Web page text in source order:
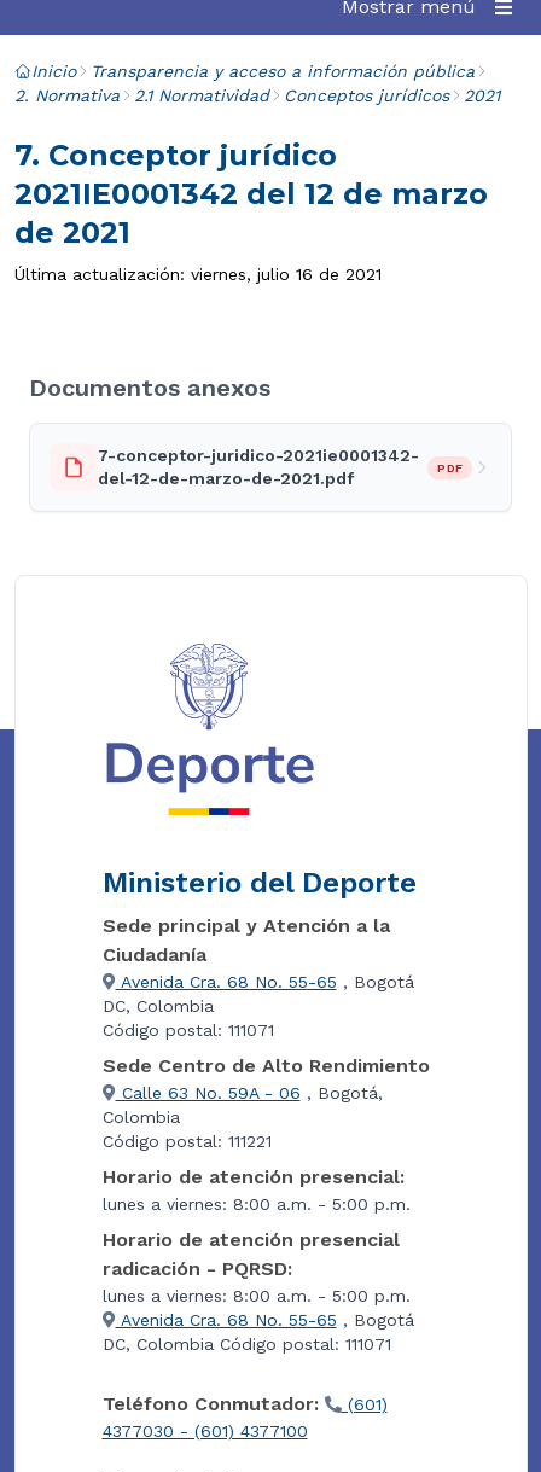
Mostrar menú
Inicio
Transparencia y acceso a información pública
2. Normativa
2.1 Normatividad Conceptos jurídicos 2021
7. Conceptor jurídico
2021IE0001342 del 12 de marzo
de 2021
Última actualización: viernes, julio 16 de 2021
Documentos anexos
7-conceptor-juridico-2021ie0001342-
del-12-de-marzo-de-2021.pdf
PDF
Ministerio del Deporte
Sede principal y Atención a la
Ciudadanía
Avenida Cra. 68 No. 55-65 , Bogotá
DC, Colombia
Código postal: 111071
Sede Centro de Alto Rendimiento
Calle 63 No. 59A - 06 , Bogotá,
Colombia
Código postal: 111221
Horario de atención presencial:
lunes a viernes: 8:00 a.m. - 5:00 p.m.
Horario de atención presencial
radicación - PQRSD:
lunes a viernes: 8:00 a.m. - 5:00 p.m.
Avenida Cra. 68 No. 55-65 , Bogotá
DC, Colombia Código postal: 111071
Teléfono Conmutador:
(601)
4377030 - (601) 4377100